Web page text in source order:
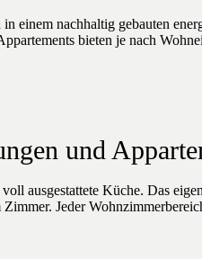
einem nachhaltig gebauten
bieten je nach
und
ausgestattete Küche. Das
Jeder